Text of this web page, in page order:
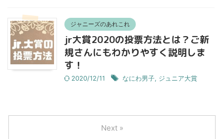
ジャニーズのあれこれ
jr大賞2020の投票方法とは？ご新
規さんにもわかりやすく説明しま
す！
2020/12/11 なにわ男子, ジュニア大賞
Next »